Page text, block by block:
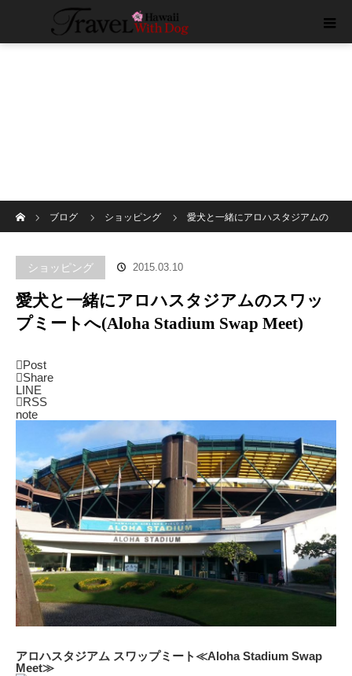
ブログ
ショッピング 愛犬と一緒にアロハスタジアムの
ショッピング 2015.03.10
愛犬と一緒にアロハスタジアムのスワッ
プミートへ(Aloha Stadium Swap Meet)
Post
Share
LINE
RSS
note
アロハスタジアム スワップミート≪Aloha Stadium Swap
Meet≫